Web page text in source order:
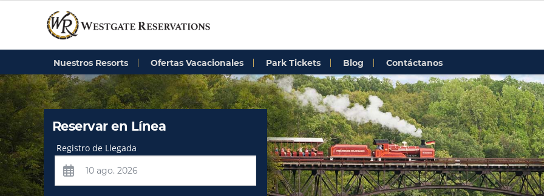
Nuestros Resorts Ofertas Vacacionales Park Tickets Blog Contáctanos
Reservar en Línea
Registro de Llegada